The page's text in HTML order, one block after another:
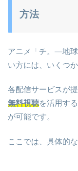
方法
アニメ「チ。―地
い方には、いくつ
各配信サービスが
無料視聴を活用す
が可能です。
ここでは、具体的